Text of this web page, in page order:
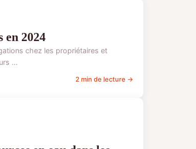
en 2024
chez les propriétaires et
...
2 min de lecture →